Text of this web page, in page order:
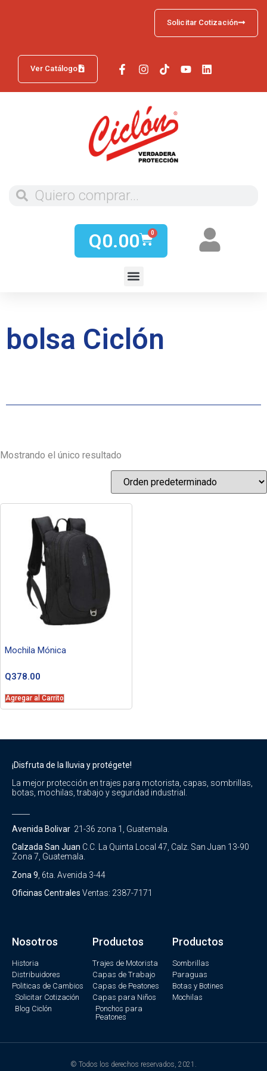
Ver Catálogo
Solicitar Cotización
Q0.00 0
bolsa Ciclón
Mostrando el único resultado
Mochila Mónica
Q378.00
Agregar al Carrito
¡Disfruta de la lluvia y protégete!
La mejor protección en trajes para motorista, capas, sombrillas,
botas, mochilas, trabajo y seguridad industrial.
Avenida Bolivar 21-36 zona 1, Guatemala.
Calzada San Juan C.C. La Quinta Local 47, Calz. San Juan 13-90
Zona 7, Guatemala.
Zona 9 , 6ta. Avenida 3-44
Oficinas Centrales Ventas: 2387-7171
Nosotros
Historia
Distribuidores
Politicas de Cambios
Solicitar Cotización
Blog Ciclón
Productos
Trajes de Motorista
Capas de Trabajo
Capas de Peatones
Capas para Niños
Ponchos para
Peatones
Productos
Sombrillas
Paraguas
Botas y Botines
Mochilas
© Todos los derechos reservados, 2021.